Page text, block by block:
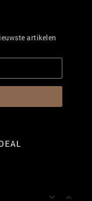
artikelen
 